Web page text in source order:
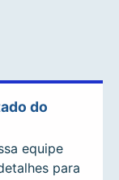
do
equipe
para